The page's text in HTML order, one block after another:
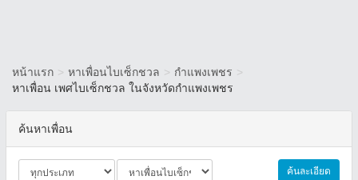
หน้าแรก > หาเพื่อนไบเซ็กชวล > กำแพงเพชร >
หาเพื่อน เพศไบเซ็กชวล ในจังหวัดกำแพงเพชร
ค้นหาเพื่อน
ค้นละเอียด